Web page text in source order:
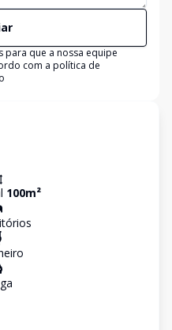
para que a nossa equipe
com a política de
100m²
s